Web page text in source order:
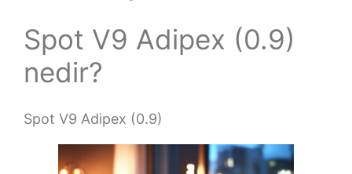
Spot V9 Adipex (0.9)
nedir?
Spot V9 Adipex (0.9)